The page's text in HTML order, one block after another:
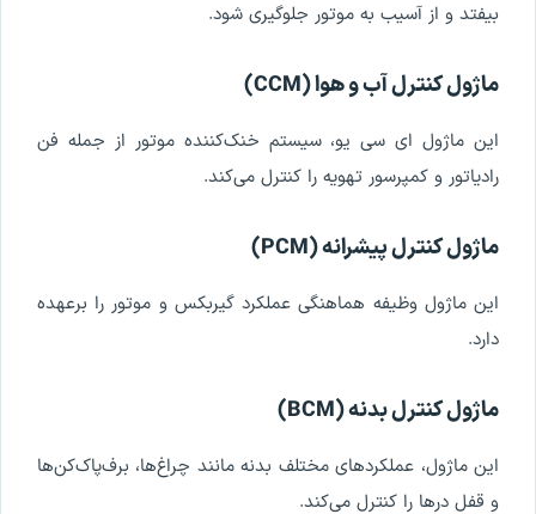
بیفتد و از آسیب به موتور جلوگیری شود.
ماژولکنترلآبوهوا(
CCM
)
این ماژول ای سی یو،سیستم خنککننده موتور از جمله فن
رادیاتور و کمپرسور تهویه را کنترل میکند.
ماژولکنترلپیشرانه(
PCM
)
این ماژول وظیفه هماهنگی عملکرد گیربکس و موتور را برعهده
دارد.
ماژولکنترلبدنه(
BCM
)
این ماژول، عملکردهای مختلف بدنه مانند چراغها، برفپاککنها
و قفل درها را کنترل میکند.